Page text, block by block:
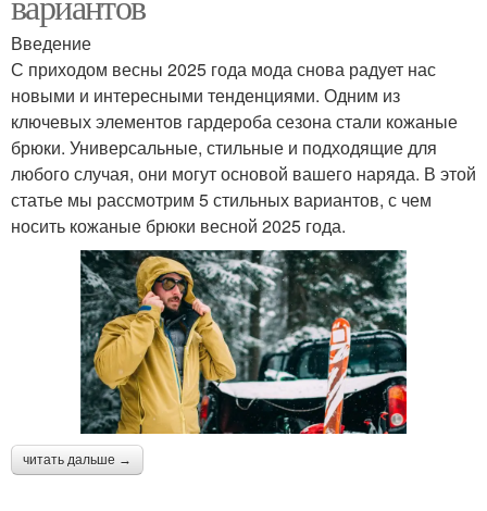
Введение
С приходом весны 2025 года мода снова радует нас
новыми и интересными тенденциями. Одним из
ключевых элементов гардероба сезона стали кожаные
брюки. Универсальные, стильные и подходящие для
любого случая, они могут основой вашего наряда. В этой
статье мы рассмотрим 5 стильных вариантов, с чем
носить кожаные брюки весной 2025 года.
читать дальше →